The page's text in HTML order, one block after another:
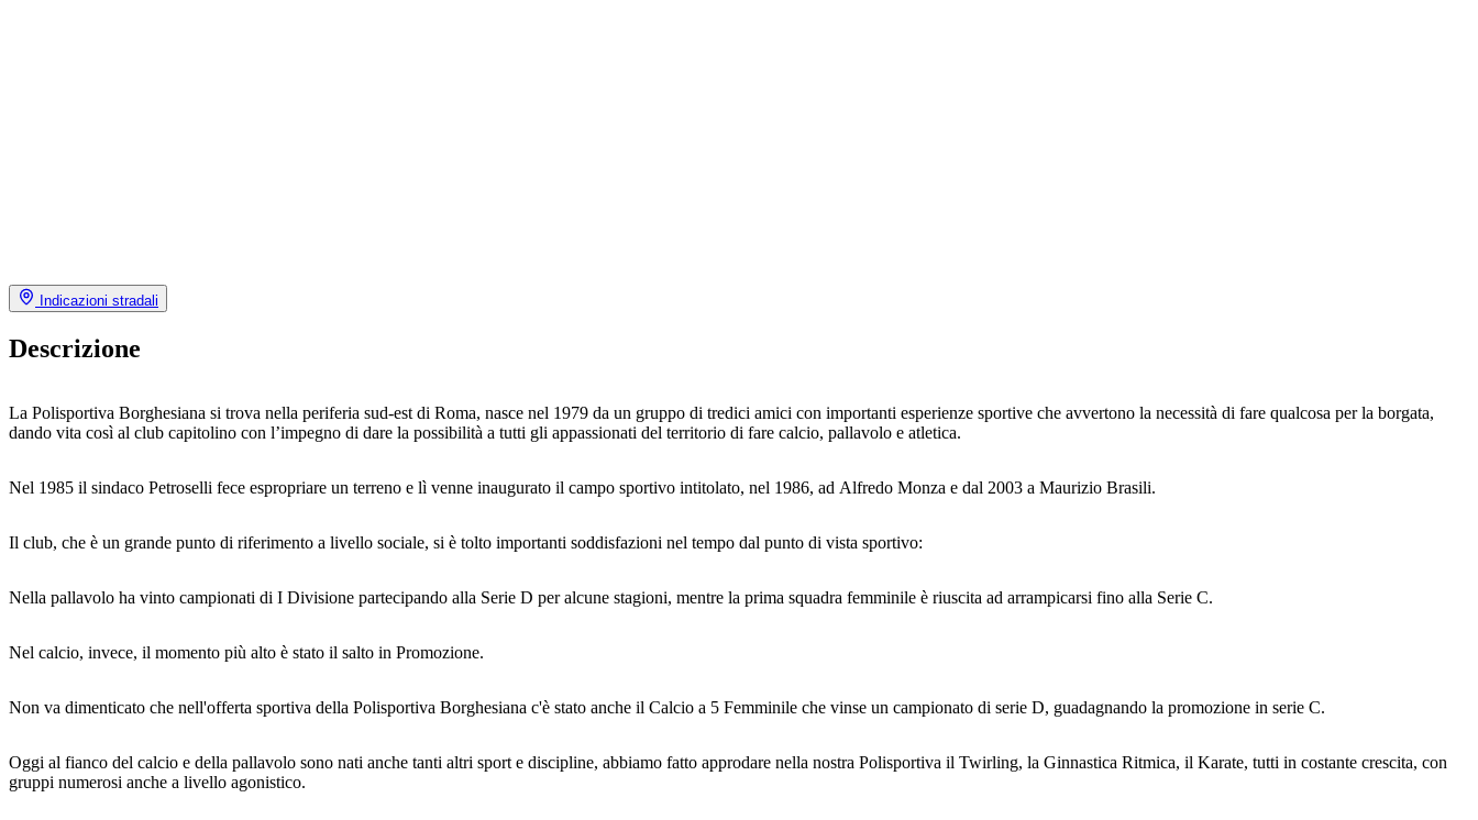
Indicazioni stradali
Descrizione
La Polisportiva Borghesiana si trova nella periferia sud-est di Roma, nasce nel 1979 da un gruppo di tredici amici con importanti esperienze sportive che avvertono la necessità di fare qualcosa per la borgata,
dando vita così al club capitolino con l’impegno di dare la possibilità a tutti gli appassionati del territorio di fare calcio, pallavolo e atletica.
Nel 1985 il sindaco Petroselli fece espropriare un terreno e lì venne inaugurato il campo sportivo intitolato, nel 1986, ad Alfredo Monza e dal 2003 a Maurizio Brasili.
Il club, che è un grande punto di riferimento a livello sociale, si è tolto importanti soddisfazioni nel tempo dal punto di vista sportivo:
Nella pallavolo ha vinto campionati di I Divisione partecipando alla Serie D per alcune stagioni, mentre la prima squadra femminile è riuscita ad arrampicarsi fino alla Serie C.
Nel calcio, invece, il momento più alto è stato il salto in Promozione.
Non va dimenticato che nell'offerta sportiva della Polisportiva Borghesiana c'è stato anche il Calcio a 5 Femminile che vinse un campionato di serie D, guadagnando la promozione in serie C.
Oggi al fianco del calcio e della pallavolo sono nati anche tanti altri sport e discipline, abbiamo fatto approdare nella nostra Polisportiva il Twirling, la Ginnastica Ritmica, il Karate, tutti in costante crescita, con
gruppi numerosi anche a livello agonistico.